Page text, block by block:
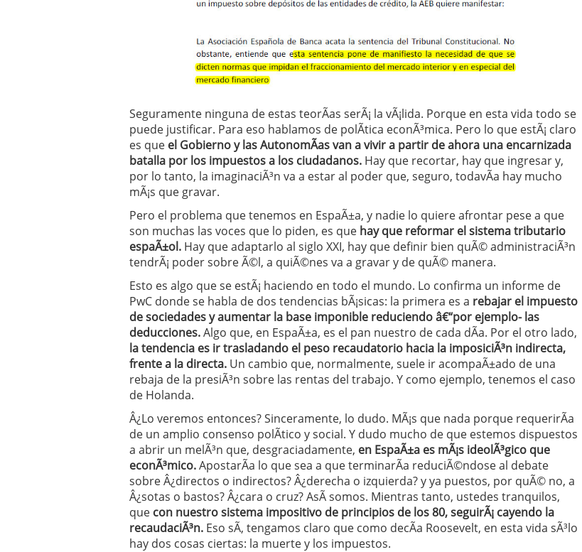
Seguramente ninguna de estas teorÃ­as serÃ¡ la vÃ¡lida. Porque en esta vida todo se
puede justificar. Para eso hablamos de polÃ­tica econÃ³mica. Pero lo que estÃ¡ claro
es que el Gobierno y las AutonomÃ­as van a vivir a partir de ahora una encarnizada
batalla por los impuestos a los ciudadanos. Hay que recortar, hay que ingresar y,
por lo tanto, la imaginaciÃ³n va a estar al poder que, seguro, todavÃ­a hay mucho
mÃ¡s que gravar.
Pero el problema que tenemos en EspaÃ±a, y nadie lo quiere afrontar pese a que
son muchas las voces que lo piden, es que hay que reformar el sistema tributario
espaÃ±ol. Hay que adaptarlo al siglo XXI, hay que definir bien quÃ© administraciÃ³n
tendrÃ¡ poder sobre Ã©l, a quiÃ©nes va a gravar y de quÃ© manera.
Esto es algo que se estÃ¡ haciendo en todo el mundo. Lo confirma un informe de
PwC donde se habla de dos tendencias bÃ¡sicas: la primera es a rebajar el impuesto
de sociedades y aumentar la base imponible reduciendo â€“por ejemplo- las
deducciones.Algo que, en EspaÃ±a, es el pan nuestro de cada dÃ­a. Por el otro lado,
la tendencia es ir trasladando el peso recaudatorio hacia la imposiciÃ³n indirecta,
frente a la directa. Un cambio que, normalmente, suele ir acompaÃ±ado de una
rebaja de la presiÃ³n sobre las rentas del trabajo. Y como ejemplo, tenemos el caso
de Holanda.
Â¿Lo veremos entonces? Sinceramente, lo dudo. MÃ¡s que nada porque requerirÃ­a
de un amplio consenso polÃ­tico y social. Y dudo mucho de que estemos dispuestos
a abrir un melÃ³n que, desgraciadamente, en EspaÃ±a es mÃ¡s ideolÃ³gico que
econÃ³mico.ApostarÃ­a lo que sea a que terminarÃ­a reduciÃ©ndose al debate
sobre Â¿directos o indirectos? Â¿derecha o izquierda? y ya puestos, por quÃ© no, a
Â¿sotas o bastos? Â¿cara o cruz? AsÃ­ somos. Mientras tanto, ustedes tranquilos,
que con nuestro sistema impositivo de principios de los 80, seguirÃ¡ cayendo la
recaudaciÃ³n. Eso sÃ­, tengamos claro que como decÃ­a Roosevelt, en esta vida sÃ³lo
hay dos cosas ciertas: la muerte y los impuestos.